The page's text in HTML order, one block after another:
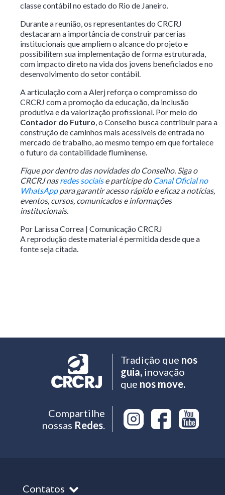
classe contábil no estado do Rio de Janeiro.
Durante a reunião, os representantes do CRCRJ
destacaram a importância de construir parcerias
institucionais que ampliem o alcance do projeto e
possibilitem sua implementação de forma estruturada,
com impacto direto na vida dos jovens beneficiados e no
desenvolvimento do setor contábil.
A articulação com a Alerj reforça o compromisso do
CRCRJ com a promoção da educação, da inclusão
produtiva e da valorização profissional. Por meio do
Contador do Futuro, o Conselho busca contribuir para a
construção de caminhos mais acessíveis de entrada no
mercado de trabalho, ao mesmo tempo em que fortalece
o futuro da contabilidade fluminense.
Fique por dentro das novidades do Conselho. Siga o
CRCRJ nasredes sociaise participe do Canal Oficial no
WhatsApppara garantir acesso rápido e eficaz a notícias,
eventos, cursos, comunicados e informações
institucionais.
Por Larissa Correa | Comunicação CRCRJ
A reprodução deste material é permitida desde que a
fonte seja citada.
Tradição que nos
guia,inovação
que nos move.
Compartilhe
nossas Redes.
Contatos